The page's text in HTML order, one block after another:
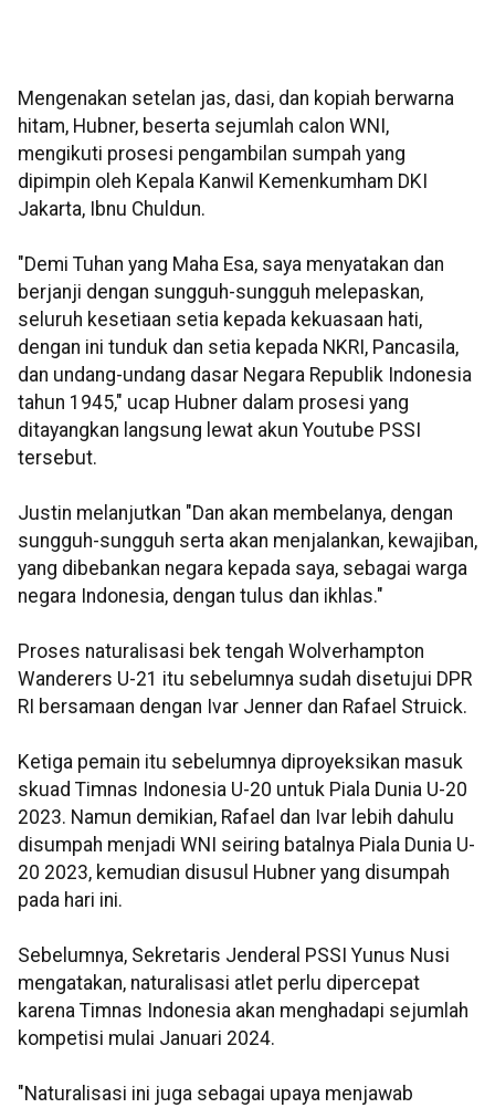
Mengenakan setelan jas, dasi, dan kopiah berwarna
hitam, Hubner, beserta sejumlah calon WNI,
mengikuti prosesi pengambilan sumpah yang
dipimpin oleh Kepala Kanwil Kemenkumham DKI
Jakarta, Ibnu Chuldun.
"Demi Tuhan yang Maha Esa, saya menyatakan dan
berjanji dengan sungguh-sungguh melepaskan,
seluruh kesetiaan setia kepada kekuasaan hati,
dengan ini tunduk dan setia kepada NKRI, Pancasila,
dan undang-undang dasar Negara Republik Indonesia
tahun 1945," ucap Hubner dalam prosesi yang
ditayangkan langsung lewat akun Youtube PSSI
tersebut.
Justin melanjutkan "Dan akan membelanya, dengan
sungguh-sungguh serta akan menjalankan, kewajiban,
yang dibebankan negara kepada saya, sebagai warga
negara Indonesia, dengan tulus dan ikhlas."
Proses naturalisasi bek tengah Wolverhampton
Wanderers U-21 itu sebelumnya sudah disetujui DPR
RI bersamaan dengan Ivar Jenner dan Rafael Struick.
Ketiga pemain itu sebelumnya diproyeksikan masuk
skuad Timnas Indonesia U-20 untuk Piala Dunia U-20
2023. Namun demikian, Rafael dan Ivar lebih dahulu
disumpah menjadi WNI seiring batalnya Piala Dunia U-
20 2023, kemudian disusul Hubner yang disumpah
pada hari ini.
Sebelumnya, Sekretaris Jenderal PSSI Yunus Nusi
mengatakan, naturalisasi atlet perlu dipercepat
karena Timnas Indonesia akan menghadapi sejumlah
kompetisi mulai Januari 2024.
"Naturalisasi ini juga sebagai upaya menjawab